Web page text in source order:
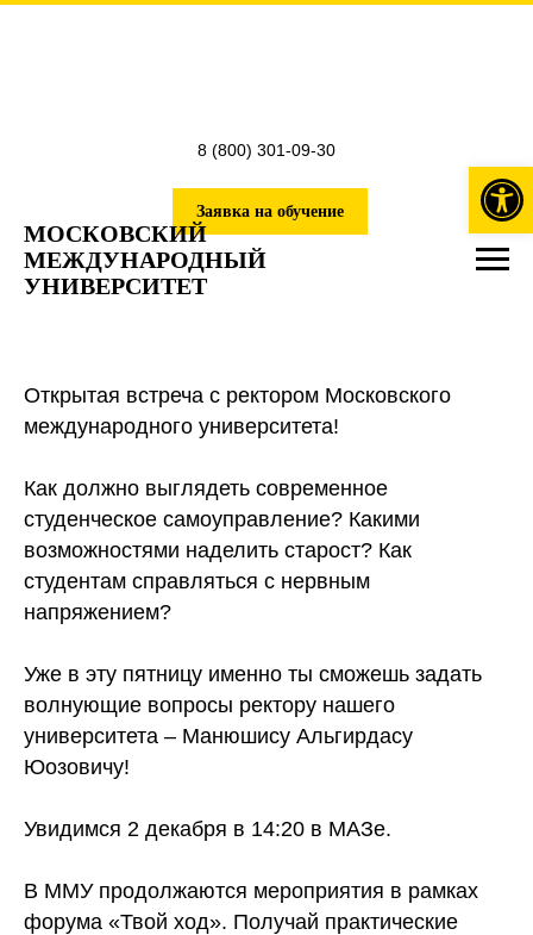
МОСКОВСКИЙ
МЕЖДУНАРОДНЫЙ
УНИВЕРСИТЕТ
8 (800) 301-09-30
Заявка на обучение
Открытая встреча с ректором Московского
международного университета!
Как должно выглядеть современное
студенческое самоуправление? Какими
возможностями наделить старост? Как
студентам справляться с нервным
напряжением?
Уже в эту пятницу именно ты сможешь задать
волнующие вопросы ректору нашего
университета – Манюшису Альгирдасу
Юозовичу!
Увидимся 2 декабря в 14:20 в МАЗе.
В ММУ продолжаются мероприятия в рамках
форума «Твой ход». Получай практические